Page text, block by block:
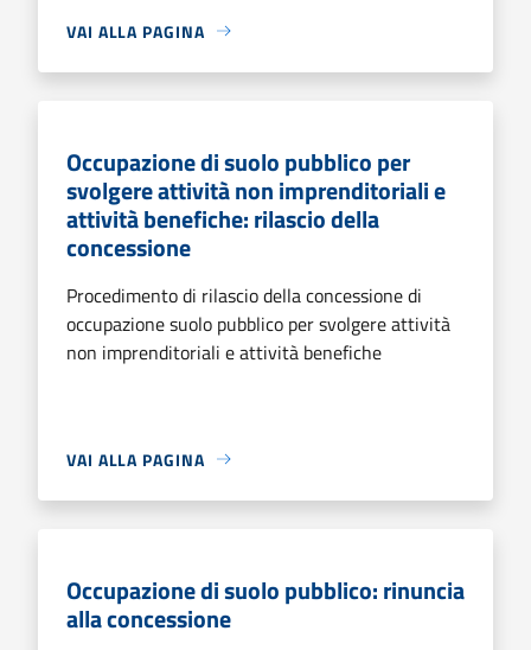
VAI ALLA PAGINA
Occupazione di suolo pubblico per
svolgere attività non imprenditoriali e
attività benefiche: rilascio della
concessione
Procedimento di rilascio della concessione di
occupazione suolo pubblico per svolgere attività
non imprenditoriali e attività benefiche
VAI ALLA PAGINA
Occupazione di suolo pubblico: rinuncia
alla concessione